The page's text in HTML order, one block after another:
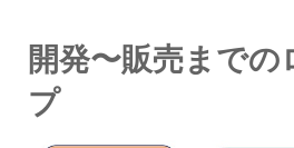
開発〜販売までの
プ